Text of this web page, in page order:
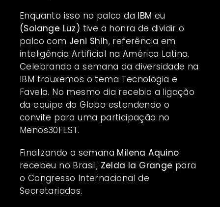
Enquanto isso no palco da IBM eu
(Solange Luz) tive a honra de dividir o
palco com Jeni Shih, referência em
inteligência Artificial na América Latina.
Celebrando a semana da diversidade na
IBM trouxemos o tema Tecnologia e
Favela. No mesmo dia recebia a ligação
da equipe do Globo estendendo o
convite para uma participação no
Menos30FEST.
Finalizando a semana Milena Aquino
recebeu no Brasil, Zelda la Grange para
o Congresso Internacional de
Secretariados.